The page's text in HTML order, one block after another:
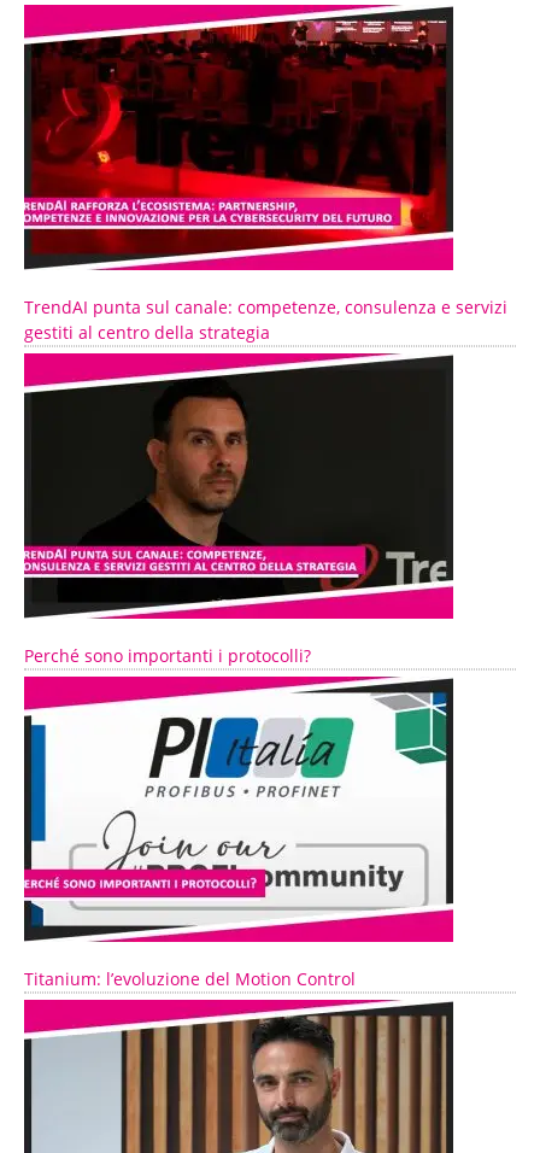
TrendAI punta sul canale: competenze, consulenza e servizi
gestiti al centro della strategia
Perché sono importanti i protocolli?
Titanium: l’evoluzione del Motion Control